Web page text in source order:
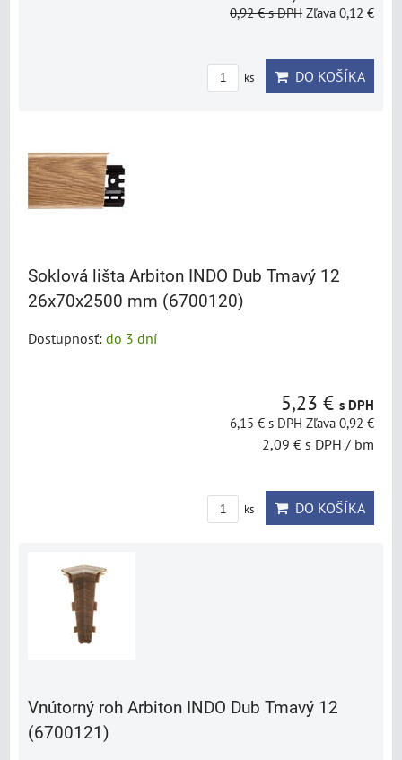
0,92 €s DPH Zľava 0,12 €
ks DO KOŠÍKA
Soklová lišta Arbiton INDO Dub Tmavý 12
26x70x2500 mm (6700120)
Dostupnosť: do 3 dní
5,23 € s DPH
6,15 €s DPH Zľava 0,92 €
2,09 € s DPH / bm
ks DO KOŠÍKA
Vnútorný roh Arbiton INDO Dub Tmavý 12
(6700121)